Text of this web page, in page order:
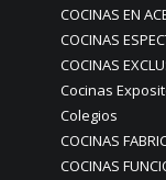
COCINAS EN
COCINAS
COCINAS
Cocinas
Colegios
COCINAS
COCINAS